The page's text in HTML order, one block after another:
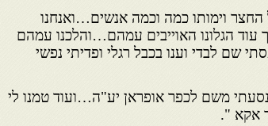
וימותו כמה וכמה אנשים…ואנחנו
הגלונו האוייבים עמהם…והלכנו עמהם
שם לבדי וענו בכבל רגלי ופדיתי נפשי
משם לכפר אופראן יע"ה…ועוד טמנו לי
אקא ".